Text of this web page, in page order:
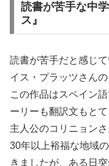
読書が苦手な中
ス』
読書が苦手だと感じ
イス・プラッツさん
この作品はスペイン
ーリーも翻訳文もと
主人公のコリニョン
30年以上裕福な地域
きましたが、ある日